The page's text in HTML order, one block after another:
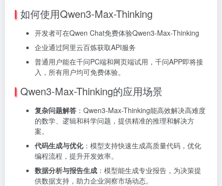
如何使用Qwen3-Max-Thinking
开发者可在Qwen Chat免费体验Qwen3-Max-Thinking
企业通过阿里云百炼获取API服务
普通用户能在千问PC端和网页端试用，千问APP即将接
入，所有用户均可免费体验。
Qwen3-Max-Thinking的应用场景
复杂问题解答 ：Qwen3-Max-Thinking能高效解决高难度
的数学、逻辑和科学问题，提供精准的推理和解决方
案。
代码生成与优化：模型支持快速生成高质量代码，优化
编程流程，提升开发效率。
数据分析与报告生成 ：模型能生成专业报告，为决策提
供数据支持，助力企业洞察市场动态。